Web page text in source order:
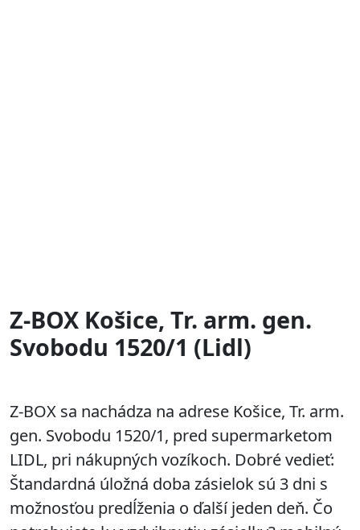
Z-BOX Košice, Tr. arm. gen.
Svobodu 1520/1 (Lidl)
Z-BOX sa nachádza na adrese Košice, Tr. arm.
gen. Svobodu 1520/1, pred supermarketom
LIDL, pri nákupných vozíkoch. Dobré vedieť:
Štandardná úložná doba zásielok sú 3 dni s
možnosťou predĺženia o ďalší jeden deň. Čo